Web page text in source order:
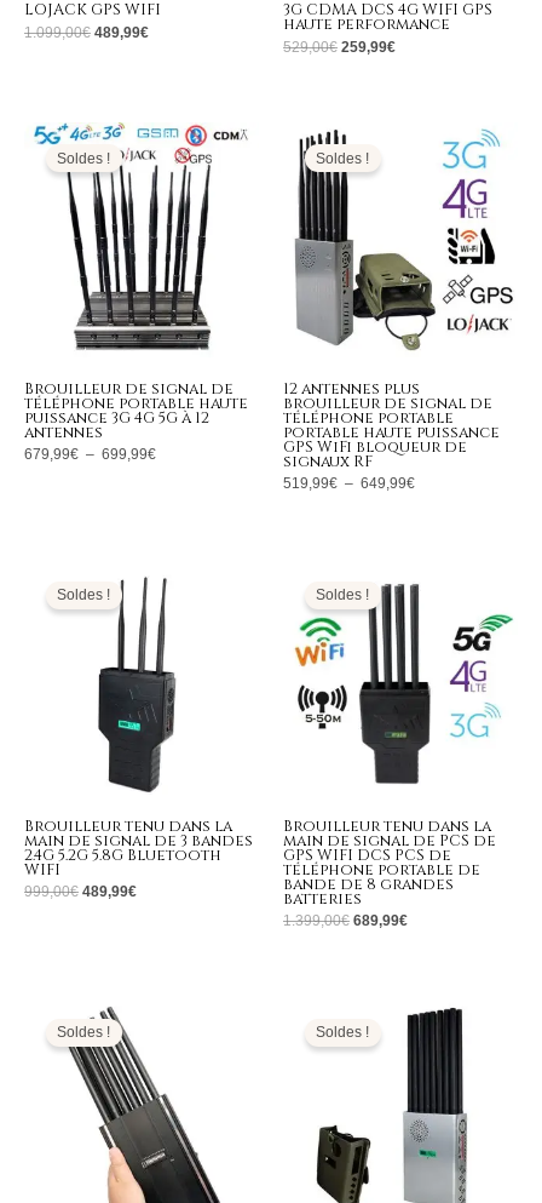
LOJACK GPS WIFI
1.099,00€ 489,99€
3G CDMA DCS 4G WIFI GPS
haute performance
529,00€ 259,99€
Soldes !
Brouilleur de signal de
téléphone portable haute
puissance 3G 4G 5G à 12
antennes
679,99€ – 699,99€
Plage
de
prix :
679,99€
à
699,99€
Soldes !
12 antennes plus
brouilleur de signal de
téléphone portable
portable haute puissance
GPS WiFi bloqueur de
signaux RF
519,99€ – 649,99€
519,99€
649,99€
Soldes !
Brouilleur tenu dans la
main de signal de 3 bandes
2.4G 5.2G 5.8G Bluetooth
WIFI
999,00€
initial
était :
999,00€.
489,99€
prix
actuel
est :
489,99€.
Soldes !
Brouilleur tenu dans la
main de signal de PCS de
GPS WIFI DCS PCS de
téléphone portable de
bande de 8 grandes
batteries
1.399,00€
initial
était :
1.399,00€.
689,99€
actuel
689,99€.
Soldes !
prix
initial
était :
1.399,00€.
Soldes !
initial
était :
1.699,00€.
prix